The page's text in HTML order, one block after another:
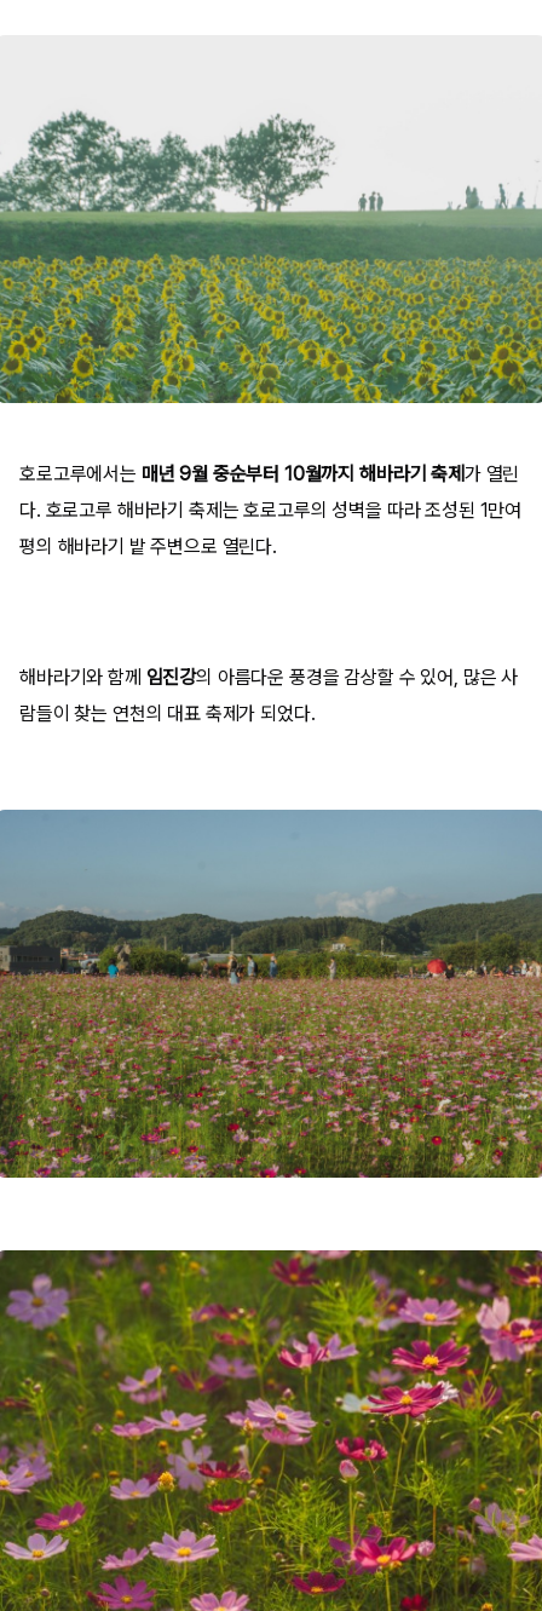
호로고루에서는 매년 9월 중순부터 10월까지 해바라기 축제 가 열린
다. 호로고루 해바라기 축제는 호로고루의 성벽을 따라 조성된 1만여
평의 해바라기 밭 주변으로 열린다.
해바라기와 함께 임진강의 아름다운 풍경을 감상할 수 있어, 많은 사
람들이 찾는 연천의 대표 축제가 되었다.